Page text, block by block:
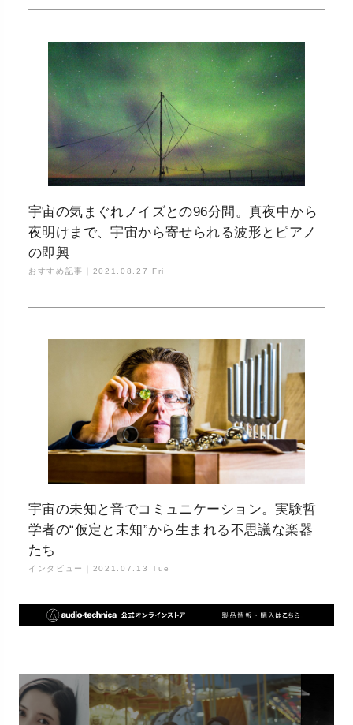
宇宙の気まぐれノイズとの96分間。真夜中から
夜明けまで、宇宙から寄せられる波形とピアノ
の即興
おすすめ記事｜ 2021.08.27 Fri
宇宙の未知と音でコミュニケーション。実験哲
学者の“仮定と未知”から生まれる不思議な楽器
たち
インタビュー｜ 2021.07.13 Tue